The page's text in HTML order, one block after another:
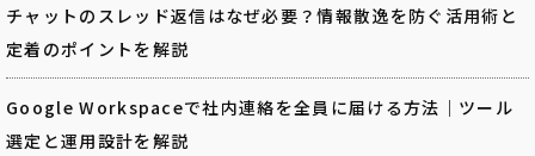
チャットのスレッド返信はなぜ必要？情報散逸を防ぐ活用術と
定着のポイントを解説
Google Workspaceで社内連絡を全員に届ける方法｜ツール
選定と運用設計を解説